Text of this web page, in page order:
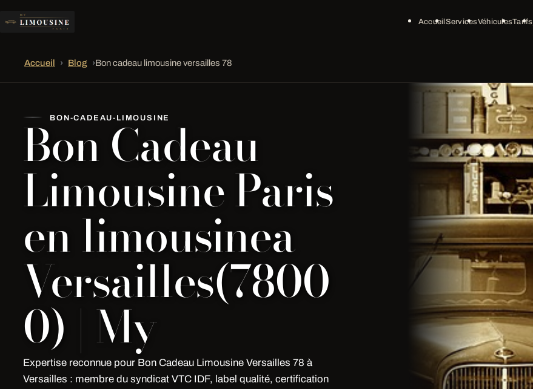
AccueilServicesVéhiculesTarifs
Accueil › Blog ›Bon cadeau limousine versailles 78
BON-CADEAU-LIMOUSINE
Bon Cadeau
Limousine Paris
en limousinea
Versailles(7800
0) | My
Expertise reconnue pour Bon Cadeau Limousine Versailles 78 à
Versailles : membre du syndicat VTC IDF, label qualité, certification